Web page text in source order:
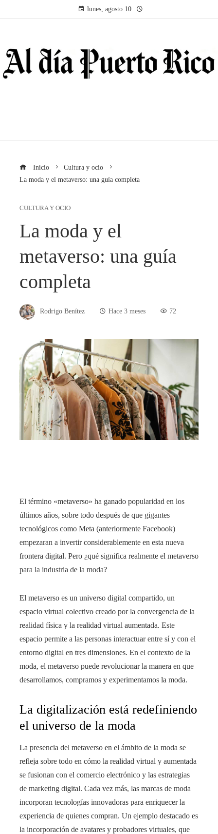
lunes, agosto 10
Inicio
Cultura y ocio
La moda y el metaverso: una guía completa
CULTURA Y OCIO
La moda y el
metaverso: una guía
completa
Rodrigo Benítez Hace 3 meses 72
El término «metaverso» ha ganado popularidad en los
últimos años, sobre todo después de que gigantes
tecnológicos como Meta (anteriormente Facebook)
empezaran a invertir considerablemente en esta nueva
frontera digital. Pero ¿qué significa realmente el metaverso
para la industria de la moda?
El metaverso es un universo digital compartido, un
espacio virtual colectivo creado por la convergencia de la
realidad física y la realidad virtual aumentada. Este
espacio permite a las personas interactuar entre sí y con el
entorno digital en tres dimensiones. En el contexto de la
moda, el metaverso puede revolucionar la manera en que
desarrollamos, compramos y experimentamos la moda.
La digitalización está redefiniendo
el universo de la moda
La presencia del metaverso en el ámbito de la moda se
refleja sobre todo en cómo la realidad virtual y aumentada
se fusionan con el comercio electrónico y las estrategias
de marketing digital. Cada vez más, las marcas de moda
incorporan tecnologías innovadoras para enriquecer la
experiencia de quienes compran. Un ejemplo destacado es
la incorporación de avatares y probadores virtuales, que